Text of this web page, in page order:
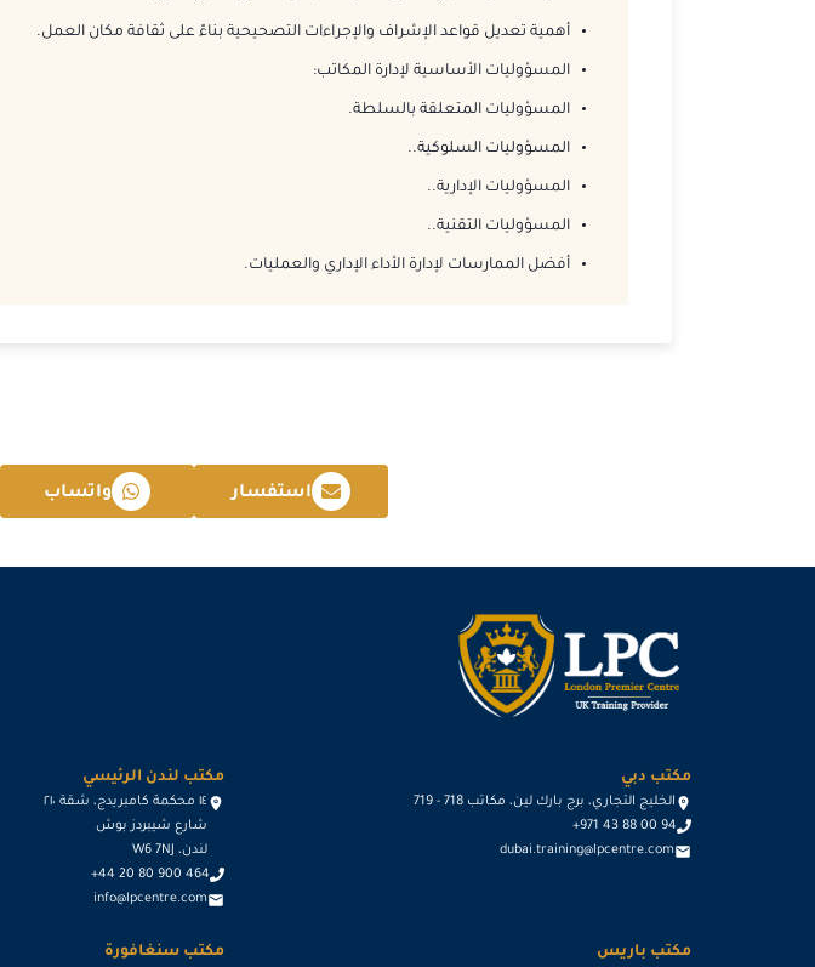
أهمية تعديل قواعد الإشراف والإجراءات التصحيحية بناءً على ثقافة مكان العمل.
المسؤوليات الأساسية لإدارة المكاتب:
المسؤوليات المتعلقة بالسلطة.
المسؤوليات السلوكية..
المسؤوليات الإدارية..
المسؤوليات التقنية..
أفضل الممارسات لإدارة الأداء الإداري والعمليات.
استفسار واتساب
مكتب دبي
الخليج التجاري، برج بارك لين، مكاتب 718 - 719
+971 43 88 00 94
dubai.training@lpcentre.com
مكتب لندن الرئيسي
١٤ محكمة كامبريدج، شقة ٢١٠
شارع شيبردز بوش
لندن، W6 7NJ
+44 20 80 900 464
info@lpcentre.com
مكتب باريس مكتب سنغافورة